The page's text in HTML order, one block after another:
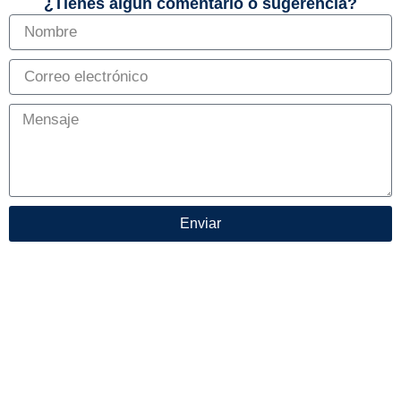
¿Tienes algún comentario o sugerencia?
Enviar